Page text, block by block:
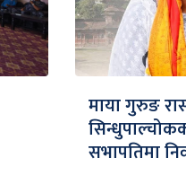
माया गुरुङ
सभापतिमा